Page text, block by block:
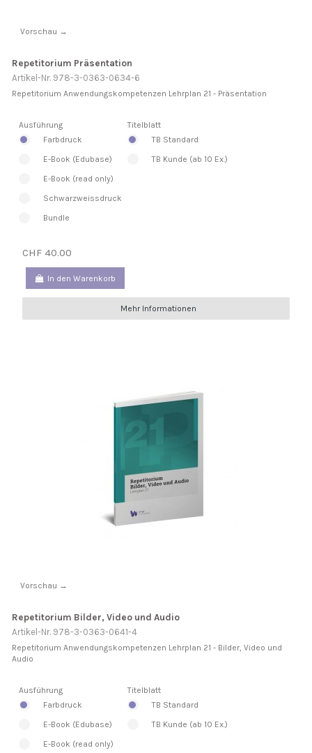
Vorschau →
Repetitorium Präsentation
Artikel-Nr. 978-3-0363-0634-6
Repetitorium Anwendungskompetenzen Lehrplan 21 - Präsentation
Ausführung
Farbdruck
E-Book (Edubase)
E-Book (read only)
Schwarzweissdruck
Bundle
Titelblatt
TB Standard
TB Kunde (ab 10 Ex.)
CHF 40.00
In den Warenkorb
Mehr Informationen
Vorschau →
Repetitorium Bilder, Video und Audio
Artikel-Nr. 978-3-0363-0641-4
Repetitorium Anwendungskompetenzen Lehrplan 21 - Bilder, Video und
Audio
Ausführung
Farbdruck
E-Book (Edubase)
E-Book (read only)
Titelblatt
TB Standard
TB Kunde (ab 10 Ex.)